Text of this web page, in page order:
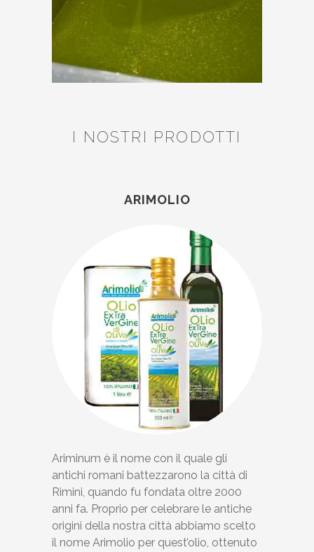
I NOSTRI PRODOTTI
ARIMOLIO
Ariminum è il nome con il quale gli
antichi romani battezzarono la città di
Rimini, quando fu fondata oltre 2000
anni fa. Proprio per celebrare le antiche
origini della nostra città abbiamo scelto
il nome Arimolio per quest’olio, ottenuto